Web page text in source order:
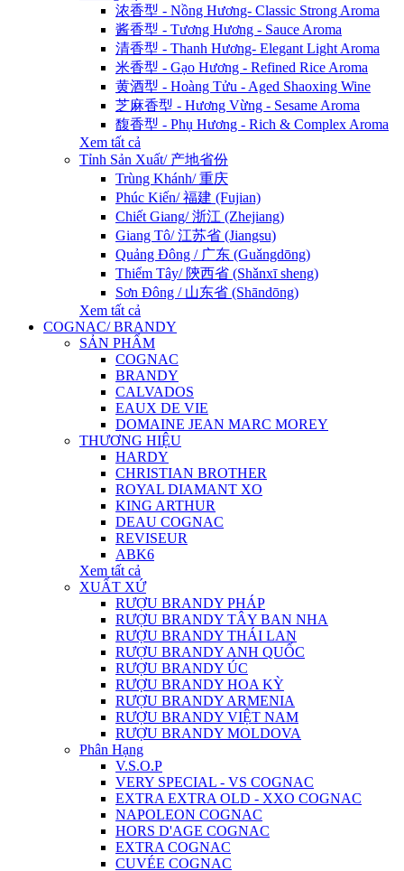
浓香型 - Nồng Hương- Classic Strong Aroma
酱香型 - Tương Hương - Sauce Aroma
清香型 - Thanh Hương- Elegant Light Aroma
米香型 - Gạo Hương - Refined Rice Aroma
黄酒型 - Hoàng Tửu - Aged Shaoxing Wine
芝麻香型 - Hương Vừng - Sesame Aroma
馥香型 - Phụ Hương - Rich & Complex Aroma
Xem tất cả
Tỉnh Sản Xuất/ 产地省份
Trùng Khánh/ 重庆
Phúc Kiến/ 福建 (Fujian)
Chiết Giang/ 浙江 (Zhejiang)
Giang Tô/ 江苏省 (Jiangsu)
Quảng Đông / 广东 (Guǎngdōng)
Thiểm Tây/ 陝西省 (Shǎnxī sheng)
Sơn Đông / 山东省 (Shāndōng)
Xem tất cả
COGNAC/ BRANDY
SẢN PHẨM
COGNAC
BRANDY
CALVADOS
EAUX DE VIE
DOMAINE JEAN MARC MOREY
THƯƠNG HIỆU
HARDY
CHRISTIAN BROTHER
ROYAL DIAMANT XO
KING ARTHUR
DEAU COGNAC
REVISEUR
ABK6
Xem tất cả
XUẤT XỨ
RƯỢU BRANDY PHÁP
RƯỢU BRANDY TÂY BAN NHA
RƯỢU BRANDY THÁI LAN
RƯỢU BRANDY ANH QUỐC
RƯỢU BRANDY ÚC
RƯỢU BRANDY HOA KỲ
RƯỢU BRANDY ARMENIA
RƯỢU BRANDY VIỆT NAM
RƯỢU BRANDY MOLDOVA
Phân Hạng
V.S.O.P
VERY SPECIAL - VS COGNAC
EXTRA EXTRA OLD - XXO COGNAC
NAPOLEON COGNAC
HORS D'AGE COGNAC
EXTRA COGNAC
CUVÉE COGNAC